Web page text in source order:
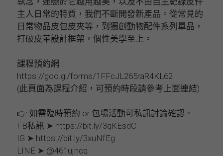
主人日常的特質，我們不斷開發新產品。從常見的
日常物品皮包皮夾等，到獨創動物配件系列單品，
打破皮革設計框架，個性美學至上。
課程預約網 :
https://goo.gl/forms/1FFcJL265raR4KL62
(此頁面為課程介紹，可預約時段請參考上面連結)
👉 如需臨時預約 or 包場活動可私訊討論確認。
FB私訊 ➤ https://bit.ly/3qKEsdC
IG ➤ https://bit.ly/3xuNfEg
LINE ➤ @461ujncq